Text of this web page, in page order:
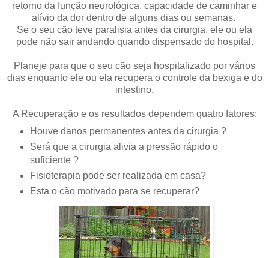
retorno da função neurológica, capacidade de caminhar e
alívio da dor dentro de alguns dias ou semanas.
Se o seu cão teve paralisia antes da cirurgia, ele ou ela
pode não sair andando quando dispensado do hospital.
Planeje para que o seu cão seja hospitalizado por vários
dias enquanto ele ou ela recupera o controle da bexiga e do
intestino.
A Recuperação e os resultados dependem quatro fatores:
Houve danos permanentes antes da cirurgia ?
Será que a cirurgia alivia a pressão rápido o
suficiente ?
Fisioterapia pode ser realizada em casa?
Esta o cão motivado para se recuperar?